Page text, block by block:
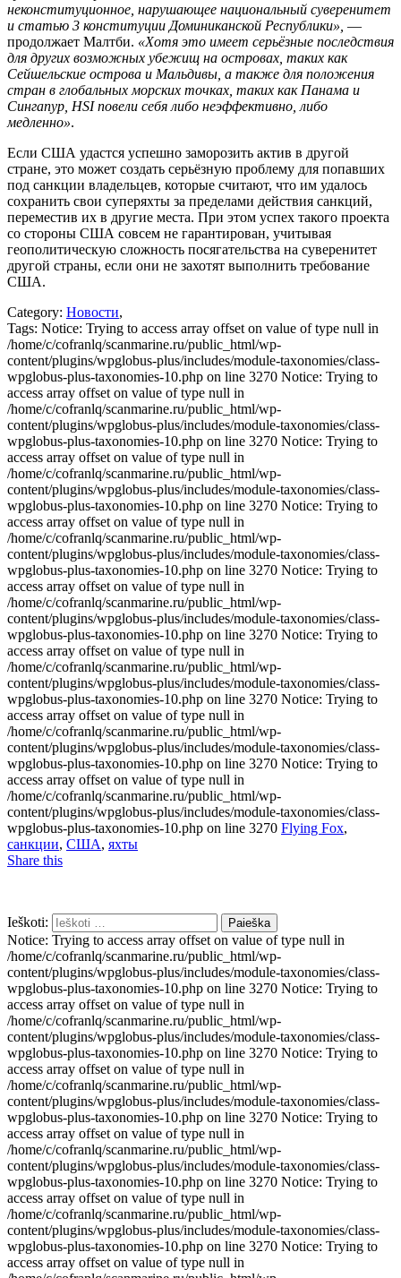
неконституционное, нарушающее национальный суверенитет
и статью 3 конституции Доминиканской Республики», —
продолжает Малтби. «Хотя это имеет серьёзные последствия
для других возможных убежищ на островах, таких как
Сейшельские острова и Мальдивы, а также для положения
стран в глобальных морских точках, таких как Панама и
Сингапур, HSI повели себя либо неэффективно, либо
медленно».
Если США удастся успешно заморозить актив в другой
стране, это может создать серьёзную проблему для попавших
под санкции владельцев, которые считают, что им удалось
сохранить свои суперяхты за пределами действия санкций,
переместив их в другие места. При этом успех такого проекта
со стороны США совсем не гарантирован, учитывая
геополитическую сложность посягательства на суверенитет
другой страны, если они не захотят выполнить требование
США.
Category: Новости,
Tags: Notice: Trying to access array offset on value of type null in
/home/c/cofranlq/scanmarine.ru/public_html/wp-
content/plugins/wpglobus-plus/includes/module-taxonomies/class-
wpglobus-plus-taxonomies-10.php on line 3270 Notice: Trying to
access array offset on value of type null in
/home/c/cofranlq/scanmarine.ru/public_html/wp-
content/plugins/wpglobus-plus/includes/module-taxonomies/class-
wpglobus-plus-taxonomies-10.php on line 3270 Notice: Trying to
access array offset on value of type null in
/home/c/cofranlq/scanmarine.ru/public_html/wp-
content/plugins/wpglobus-plus/includes/module-taxonomies/class-
wpglobus-plus-taxonomies-10.php on line 3270 Notice: Trying to
access array offset on value of type null in
/home/c/cofranlq/scanmarine.ru/public_html/wp-
content/plugins/wpglobus-plus/includes/module-taxonomies/class-
wpglobus-plus-taxonomies-10.php on line 3270 Notice: Trying to
access array offset on value of type null in
/home/c/cofranlq/scanmarine.ru/public_html/wp-
content/plugins/wpglobus-plus/includes/module-taxonomies/class-
wpglobus-plus-taxonomies-10.php on line 3270 Notice: Trying to
access array offset on value of type null in
/home/c/cofranlq/scanmarine.ru/public_html/wp-
content/plugins/wpglobus-plus/includes/module-taxonomies/class-
wpglobus-plus-taxonomies-10.php on line 3270 Notice: Trying to
access array offset on value of type null in
/home/c/cofranlq/scanmarine.ru/public_html/wp-
content/plugins/wpglobus-plus/includes/module-taxonomies/class-
wpglobus-plus-taxonomies-10.php on line 3270 Notice: Trying to
access array offset on value of type null in
/home/c/cofranlq/scanmarine.ru/public_html/wp-
content/plugins/wpglobus-plus/includes/module-taxonomies/class-
wpglobus-plus-taxonomies-10.php on line 3270 Flying Fox,
санкции, США, яхты
Share this
Ieškoti:
Notice: Trying to access array offset on value of type null in /home/c/cofranlq/scanmarine.ru/public_html/wp-content/plugins/wpglobus-plus/includes/module-taxonomies/class-wpglobus-plus-taxonomies-10.php on line 3270 Notice: Trying to access array offset on value of type null in /home/c/cofranlq/scanmarine.ru/public_html/wp-content/plugins/wpglobus-plus/includes/module-taxonomies/class-wpglobus-plus-taxonomies-10.php on line 3270 Notice: Trying to access array offset on value of type null in /home/c/cofranlq/scanmarine.ru/public_html/wp-content/plugins/wpglobus-plus/includes/module-taxonomies/class-wpglobus-plus-taxonomies-10.php on line 3270 Notice: Trying to access array offset on value of type null in /home/c/cofranlq/scanmarine.ru/public_html/wp-content/plugins/wpglobus-plus/includes/module-taxonomies/class-wpglobus-plus-taxonomies-10.php on line 3270 Notice: Trying to access array offset on value of type null in /home/c/cofranlq/scanmarine.ru/public_html/wp-content/plugins/wpglobus-plus/includes/module-taxonomies/class-wpglobus-plus-taxonomies-10.php on line 3270 Notice: Trying to access array offset on value of type null in /home/c/cofranlq/scanmarine.ru/public_html/wp-content/plugins/wpglobus-plus/includes/module-taxonomies/class-wpglobus-plus-taxonomies-10.php on line 3270 Notice: Trying to access array offset on value of type null in /home/c/cofranlq/scanmarine.ru/public_html/wp-content/plugins/wpglobus-plus/includes/module-taxonomies/class-wpglobus-plus-taxonomies-10.php on line 3270 Notice: Trying to access array offset on value of type null in /home/c/cofranlq/scanmarine.ru/public_html/wp-content/plugins/wpglobus-plus/includes/module-taxonomies/class-wpglobus-plus-taxonomies-10.php on line 3270 Notice: Trying to access array offset on value of type null in /home/c/cofranlq/scanmarine.ru/public_html/wp-content/plugins/wpglobus-plus/includes/module-taxonomies/class-wpglobus-plus-taxonomies-10.php on line 3270 Notice: Trying to access array offset on value of type null in /home/c/cofranlq/scanmarine.ru/public_html/wp-content/plugins/wpglobus-plus/includes/module-taxonomies/class-wpglobus-plus-taxonomies-10.php on line 3270 Notice: Trying to access array offset on value of type null in /home/c/cofranlq/scanmarine.ru/public_html/wp-content/plugins/wpglobus-plus/includes/module-taxonomies/class-wpglobus-plus-taxonomies-10.php on line 3270 Notice: Trying to access array offset on value of type null in /home/c/cofranlq/scanmarine.ru/public_html/wp-content/plugins/wpglobus-plus/includes/module-taxonomies/class-wpglobus-plus-taxonomies-10.php on line 3270 Notice: Trying to access array offset on value of type null in /home/c/cofranlq/scanmarine.ru/public_html/wp-content/plugins/wpglobus-plus/includes/module-taxonomies/class-wpglobus-plus-taxonomies-10.php on line 3270 Notice: Trying to access array offset on value of type null in /home/c/cofranlq/scanmarine.ru/public_html/wp-content/plugins/wpglobus-plus/includes/module-taxonomies/class-wpglobus-plus-taxonomies-10.php on line 3270 Notice: Trying to access array offset on value of type null in /home/c/cofranlq/scanmarine.ru/public_html/wp-content/plugins/wpglobus-plus/includes/module-taxonomies/class-wpglobus-plus-taxonomies-10.php on line 3270 Notice: Trying to access array offset on value of type null in /home/c/cofranlq/scanmarine.ru/public_html/wp-content/plugins/wpglobus-plus/includes/module-taxonomies/class-wpglobus-plus-taxonomies-10.php on line 3270 Notice: Trying to access array offset on value of type null in /home/c/cofranlq/scanmarine.ru/public_html/wp-content/plugins/wpglobus-plus/includes/module-taxonomies/class-wpglobus-plus-taxonomies-10.php on line 3270 Notice: Trying to access array offset on value of type null in /home/c/cofranlq/scanmarine.ru/public_html/wp-content/plugins/wpglobus-plus/includes/module-taxonomies/class-wpglobus-plus-taxonomies-10.php on line 3270 Notice: Trying to access array offset on value of type null in /home/c/cofranlq/scanmarine.ru/public_html/wp-content/plugins/wpglobus-plus/includes/module-taxonomies/class-wpglobus-plus-taxonomies-10.php on line 3270 Notice: Trying to access array offset on value of type null in /home/c/cofranlq/scanmarine.ru/public_html/wp-content/plugins/wpglobus-plus/includes/module-taxonomies/class-wpglobus-plus-taxonomies-10.php on line 3270 Notice: Trying to access array offset on value of type null in /home/c/cofranlq/scanmarine.ru/public_html/wp-content/plugins/wpglobus-plus/includes/module-taxonomies/class-wpglobus-plus-taxonomies-10.php on line 3270 Notice: Trying to access array offset on value of type null in /home/c/cofranlq/scanmarine.ru/public_html/wp-content/plugins/wpglobus-plus/includes/module-taxonomies/class-wpglobus-plus-taxonomies-10.php on line 3270 Notice: Trying to access array offset on value of type null in /home/c/cofranlq/scanmarine.ru/public_html/wp-content/plugins/wpglobus-plus/includes/module-taxonomies/class-wpglobus-plus-taxonomies-10.php on line 3270 Notice: Trying to access array offset on value of type null in /home/c/cofranlq/scanmarine.ru/public_html/wp-content/plugins/wpglobus-plus/includes/module-taxonomies/class-wpglobus-plus-taxonomies-10.php on line 3270 Notice: Trying to access array offset on value of type null in /home/c/cofranlq/scanmarine.ru/public_html/wp-content/plugins/wpglobus-plus/includes/module-taxonomies/class-wpglobus-plus-taxonomies-10.php on line 3270 Notice: Trying to access array offset on value of type null in /home/c/cofranlq/scanmarine.ru/public_html/wp-content/plugins/wpglobus-plus/includes/module-taxonomies/class-wpglobus-plus-taxonomies-10.php on line 3270 Notice: Trying to access array offset on value of type null in /home/c/cofranlq/scanmarine.ru/public_html/wp-content/plugins/wpglobus-plus/includes/module-taxonomies/class-wpglobus-plus-taxonomies-10.php on line 3270 Notice: Trying to access array offset on value of type null in /home/c/cofranlq/scanmarine.ru/public_html/wp-content/plugins/wpglobus-plus/includes/module-taxonomies/class-wpglobus-plus-taxonomies-10.php on line 3270 Notice: Trying to access array offset on value of type null in /home/c/cofranlq/scanmarine.ru/public_html/wp-content/plugins/wpglobus-plus/includes/module-taxonomies/class-wpglobus-plus-taxonomies-10.php on line 3270 Notice: Trying to access array offset on value of type null in /home/c/cofranlq/scanmarine.ru/public_html/wp-content/plugins/wpglobus-plus/includes/module-taxonomies/class-wpglobus-plus-taxonomies-10.php on line 3270 Notice: Trying to access array offset on value of type null in /home/c/cofranlq/scanmarine.ru/public_html/wp-content/plugins/wpglobus-plus/includes/module-taxonomies/class-wpglobus-plus-taxonomies-10.php on line 3270 Notice: Trying to access array offset on value of type null in /home/c/cofranlq/scanmarine.ru/public_html/wp-content/plugins/wpglobus-plus/includes/module-taxonomies/class-wpglobus-plus-taxonomies-10.php on line 3270 Notice: Trying to access array offset on value of type null in /home/c/cofranlq/scanmarine.ru/public_html/wp-content/plugins/wpglobus-plus/includes/module-taxonomies/class-wpglobus-plus-taxonomies-10.php on line 3270 Notice: Trying to access array offset on value of type null in /home/c/cofranlq/scanmarine.ru/public_html/wp-content/plugins/wpglobus-plus/includes/module-taxonomies/class-wpglobus-plus-taxonomies-10.php on line 3270 Notice: Trying to access array offset on value of type null in /home/c/cofranlq/scanmarine.ru/public_html/wp-content/plugins/wpglobus-plus/includes/module-taxonomies/class-wpglobus-plus-taxonomies-10.php on line 3270 Notice: Trying to access array offset on value of type null in /home/c/cofranlq/scanmarine.ru/public_html/wp-content/plugins/wpglobus-plus/includes/module-taxonomies/class-wpglobus-plus-taxonomies-10.php on line 3270 Notice: Trying to access array offset on value of type null in /home/c/cofranlq/scanmarine.ru/public_html/wp-content/plugins/wpglobus-plus/includes/module-taxonomies/class-wpglobus-plus-taxonomies-10.php on line 3270 Notice: Trying to access array offset on value of type null in /home/c/cofranlq/scanmarine.ru/public_html/wp-content/plugins/wpglobus-plus/includes/module-taxonomies/class-wpglobus-plus-taxonomies-10.php on line 3270 Notice: Trying to access array offset on value of type null in /home/c/cofranlq/scanmarine.ru/public_html/wp-content/plugins/wpglobus-plus/includes/module-taxonomies/class-wpglobus-plus-taxonomies-10.php on line 3270 Notice: Trying to access array offset on value of type null in /home/c/cofranlq/scanmarine.ru/public_html/wp-content/plugins/wpglobus-plus/includes/module-taxonomies/class-wpglobus-plus-taxonomies-10.php on line 3270 Notice: Trying to access array offset on value of type null in /home/c/cofranlq/scanmarine.ru/public_html/wp-content/plugins/wpglobus-plus/includes/module-taxonomies/class-wpglobus-plus-taxonomies-10.php on line 3270 Notice: Trying to access array offset on value of type null in /home/c/cofranlq/scanmarine.ru/public_html/wp-content/plugins/wpglobus-plus/includes/module-taxonomies/class-wpglobus-plus-taxonomies-10.php on line 3270 Notice: Trying to access array offset on value of type null in /home/c/cofranlq/scanmarine.ru/public_html/wp-content/plugins/wpglobus-plus/includes/module-taxonomies/class-wpglobus-plus-taxonomies-10.php on line 3270 Notice: Trying to access array offset on value of type null in /home/c/cofranlq/scanmarine.ru/public_html/wp-content/plugins/wpglobus-plus/includes/module-taxonomies/class-wpglobus-plus-taxonomies-10.php on line 3270 Notice: Trying to access array offset on value of type null in /home/c/cofranlq/scanmarine.ru/public_html/wp-content/plugins/wpglobus-plus/includes/module-taxonomies/class-wpglobus-plus-taxonomies-10.php on line 3270 Notice: Trying to access array offset on value of type null in /home/c/cofranlq/scanmarine.ru/public_html/wp-content/plugins/wpglobus-plus/includes/module-taxonomies/class-wpglobus-plus-taxonomies-10.php on line 3270 Notice: Trying to